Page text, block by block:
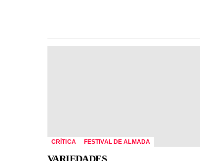
CRÍTICA FESTIVAL DE ALMADA
VARIEDADES